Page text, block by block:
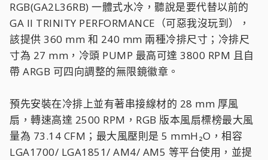
RGB(GA2L36RB) 一體式水冷，聽說是要代替以前的
GA II TRINITY PERFORMANCE（可惡我沒玩到），
該提供 360 mm 和 240 mm 兩種冷排尺寸；冷排尺
寸為 27 mm，冷頭 PUMP 最高可達 3800 RPM 且自
帶 ARGB 可四向調整的無限鏡徽章。
預先安裝在冷排上並有著串接線材的 28 mm 厚風
扇，轉速高達 2500 RPM，RGB 版本風扇標榜最大風
量為 73.14 CFM；最大風壓則是 5 mmH₂O，相容
LGA1700/ LGA1851/ AM4/ AM5 等平台使用，並提